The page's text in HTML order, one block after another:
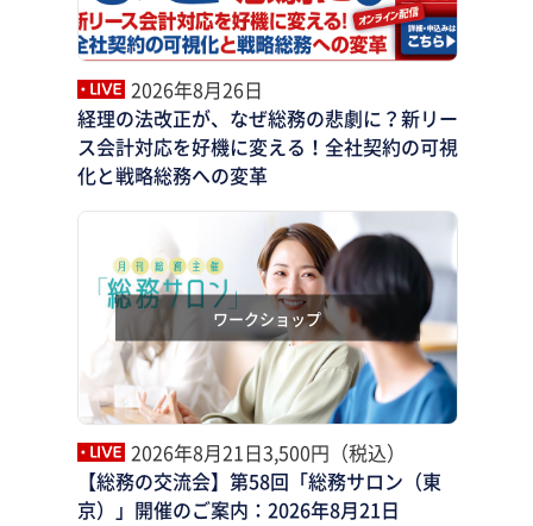
2026年8月26日
経理の法改正が、なぜ総務の悲劇に？新リー
ス会計対応を好機に変える！全社契約の可視
化と戦略総務への変革
ワークショップ
2026年8月21日3,500円（税込）
【総務の交流会】第58回「総務サロン（東
京）」開催のご案内：2026年8月21日